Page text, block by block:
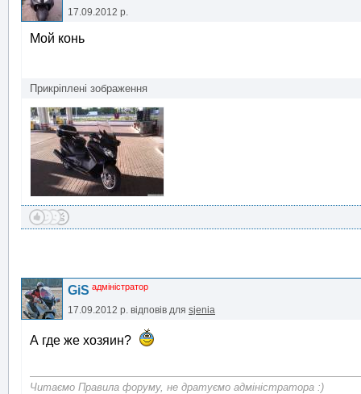
17.09.2012 р.
Мой конь
Прикріплені зображення
GiS адміністратор
17.09.2012 р. відповів для sjenia
А где же хозяин?
Читаємо Правила форуму, не дратуємо адміністратора :)